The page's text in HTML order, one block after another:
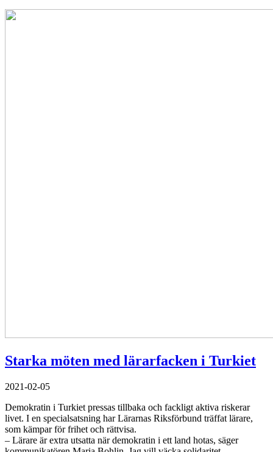
Starka möten med lärarfacken i Turkiet
2021-02-05
Demokratin i Turkiet pressas tillbaka och fackligt aktiva riskerar
livet. I en specialsatsning har Lärarnas Riksförbund träffat lärare,
som kämpar för frihet och rättvisa.
– Lärare är extra utsatta när demokratin i ett land hotas, säger